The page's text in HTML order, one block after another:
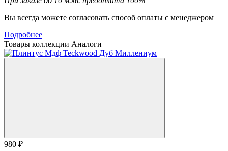
Вы всегда можете согласовать способ оплаты с менеджером
Подробнее
Товары коллекции Аналоги
980 ₽